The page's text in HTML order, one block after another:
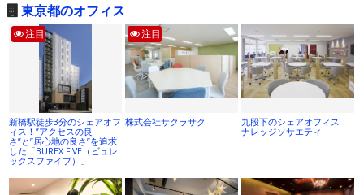
東京都のオフィス
注目
新橋駅徒歩3分のシェアオフ
ィス！”アクセスの良
さ”と”居心地の良さ”を追求
した「BUREX FIVE（ビュレ
ックスファイブ）」
注目
株式会社サクラサク
九段下のシェアオフィス
ナレッジソサエティ